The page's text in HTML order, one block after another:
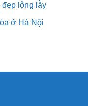
đẹp lộng lẫy
ở Hà Nội